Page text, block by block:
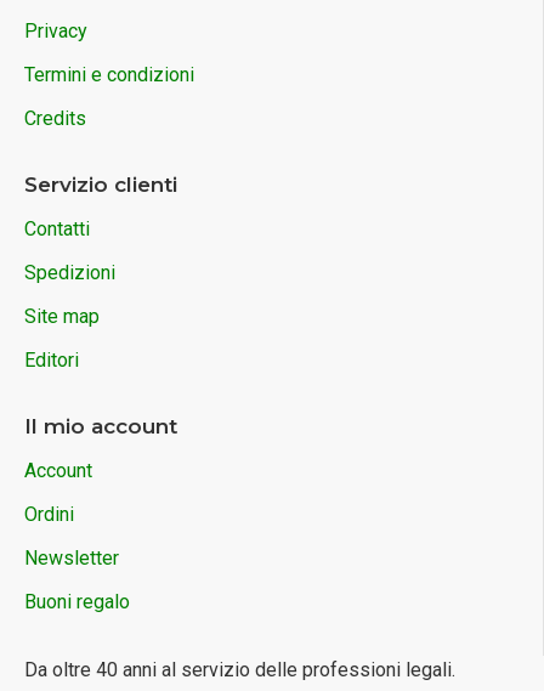
Privacy
Termini e condizioni
Credits
Servizio clienti
Contatti
Spedizioni
Site map
Editori
Il mio account
Account
Ordini
Newsletter
Buoni regalo
Da oltre 40 anni al servizio delle professioni legali.